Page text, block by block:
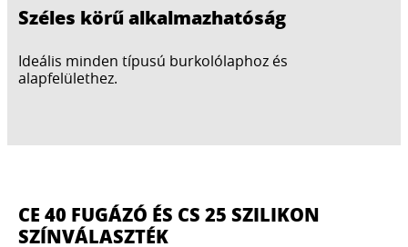
Széles körű alkalmazhatóság
Ideális minden típusú burkolólaphoz és
alapfelülethez.
CE 40 FUGÁZÓ ÉS CS 25 SZILIKON
SZÍNVÁLASZTÉK